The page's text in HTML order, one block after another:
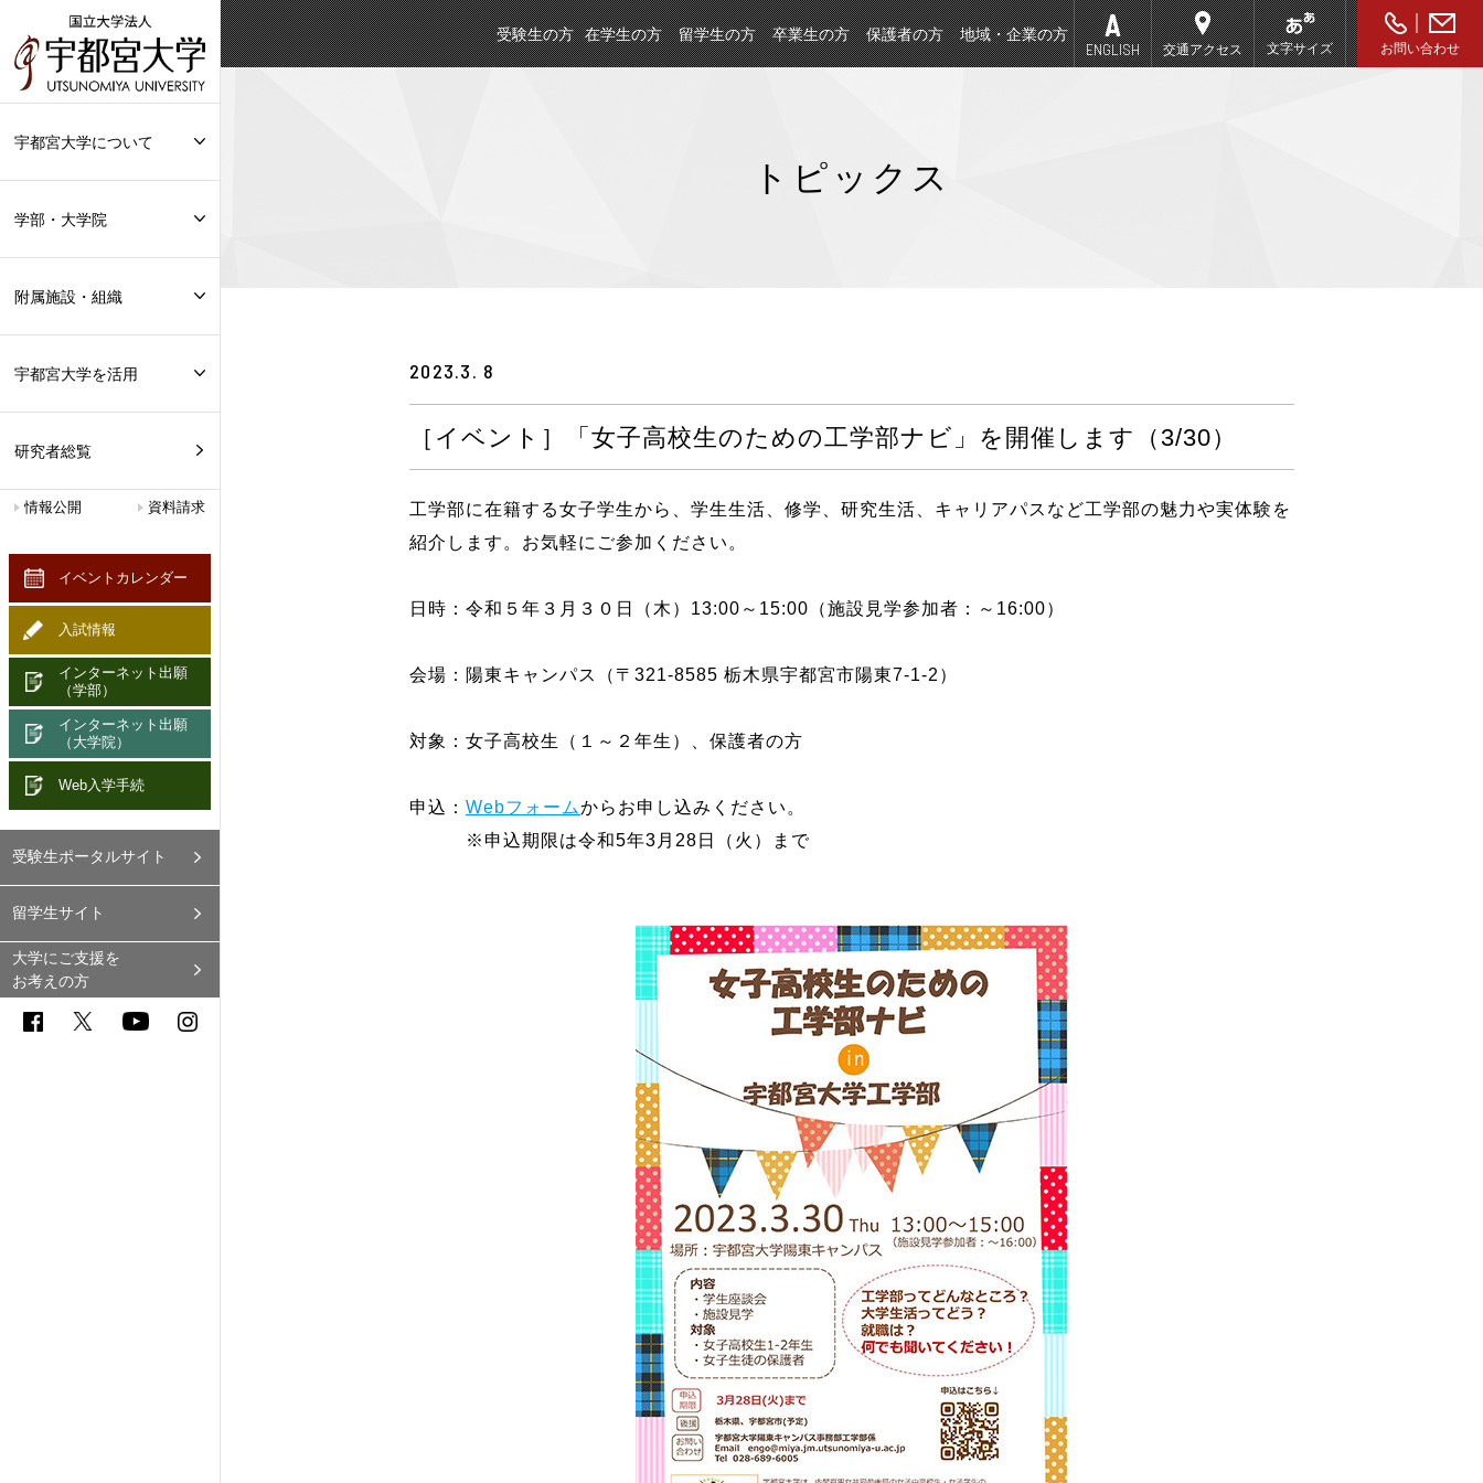
受験生の方 在学生の方 留学生の方 卒業生の方 保護者の方 地域・企業の方
ENGLISH 交通アクセス 文字サイズ お問い合わせ
宇都宮大学について
学部・大学院
附属施設・組織
宇都宮大学を活用
研究者総覧
情報公開 資料請求
イベントカレンダー
入試情報
インターネット出願
（学部）
インターネット出願
（大学院）
Web入学手続
受験生ポータルサイト
留学生サイト
大学にご支援を
お考えの方
トピックス
2023.3. 8
［イベント］「女子高校生のための工学部ナビ」を開催します（3/30）
工学部に在籍する女子学生から、学生生活、修学、研究生活、キャリアパスなど工学部の魅力や実体験を
紹介します。お気軽にご参加ください。
日時：令和５年３月３０日（木）13:00～15:00（施設見学参加者：～16:00）
会場：陽東キャンパス（〒321-8585 栃木県宇都宮市陽東7-1-2）
対象：女子高校生（１～２年生）、保護者の方
申込： Webフォームからお申し込みください。
※申込期限は令和5年3月28日（火）まで